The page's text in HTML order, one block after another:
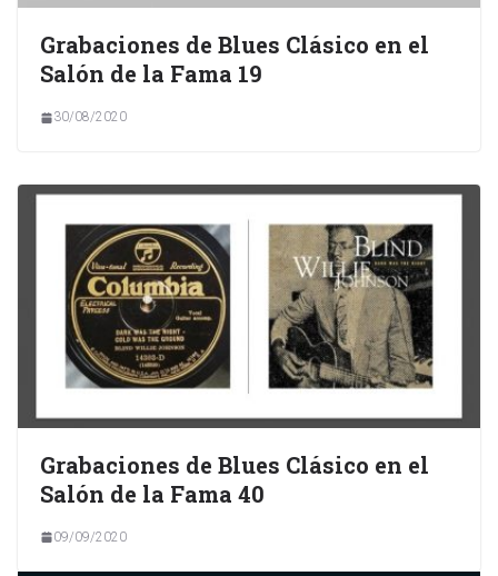
Grabaciones de Blues Clásico en el
Salón de la Fama 19
30/08/2020
Grabaciones de Blues Clásico en el
Salón de la Fama 40
09/09/2020